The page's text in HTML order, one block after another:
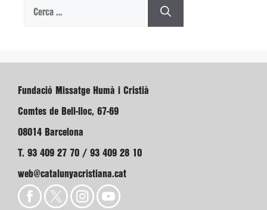
Cerca:
Fundació Missatge Humà i Cristià
Comtes de Bell-lloc, 67-69
08014 Barcelona
T. 93 409 27 70 / 93 409 28 10
web@catalunyacristiana.cat